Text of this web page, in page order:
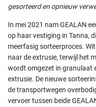
gesorteerd en opnieuw
In mei 2021 nam GEALAN
op haar vestiging in Tanna,
meerfasig sorteerproces.
naar de extrusie, terwijl het
wordt omgezet in granulaat
extrusie. De nieuwe
de transportwegen
vervoer tussen beide